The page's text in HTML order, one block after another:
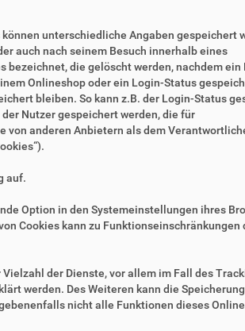
unterschiedliche Angaben gespeichert
auch nach seinem Besuch innerhalb eines
bezeichnet, die gelöscht werden, nachdem ein
Onlineshop oder ein Login-Status
bleiben. So kann z.B. der Login-Status
Nutzer gespeichert werden, die für
von anderen Anbietern als dem
auf.
Option in den Systemeinstellungen ihres
Cookies kann zu Funktionseinschränkungen
der Dienste, vor allem im Fall des
werden. Des Weiteren kann die
nicht alle Funktionen dieses